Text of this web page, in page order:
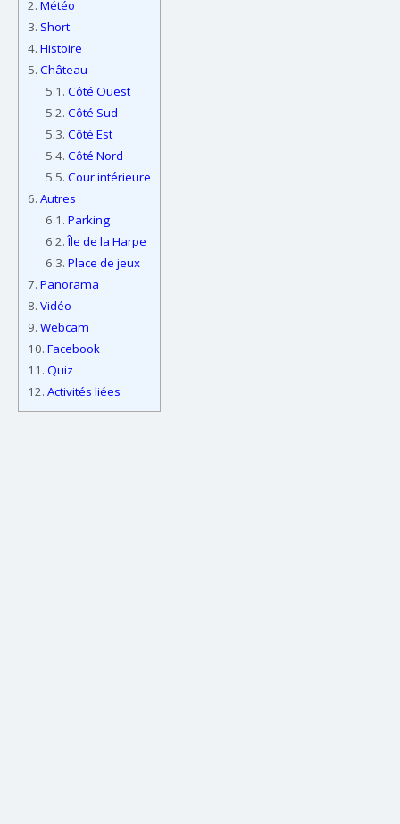
2. Météo
3. Short
4. Histoire
5. Château
5.1. Côté Ouest
5.2. Côté Sud
5.3. Côté Est
5.4. Côté Nord
5.5. Cour intérieure
6. Autres
6.1. Parking
6.2.Île de la Harpe
6.3. Place de jeux
7. Panorama
8. Vidéo
9. Webcam
10. Facebook
11. Quiz
12. Activités liées